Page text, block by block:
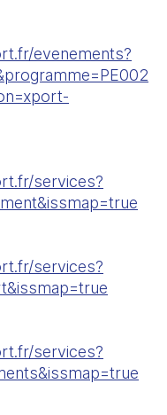
evenements?
services?
services?
services?